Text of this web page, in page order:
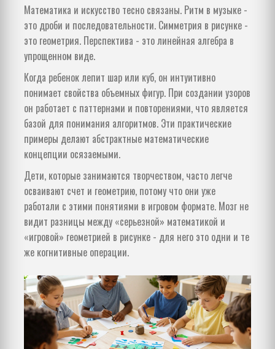
Математика и искусство тесно связаны. Ритм в музыке -
это дроби и последовательности. Симметрия в рисунке -
это геометрия. Перспектива - это линейная алгебра в
упрощенном виде.
Когда ребенок лепит шар или куб, он интуитивно
понимает свойства объемных фигур. При создании узоров
он работает с паттернами и повторениями, что является
базой для понимания алгоритмов. Эти практические
примеры делают абстрактные математические
концепции осязаемыми.
Дети, которые занимаются творчеством, часто легче
осваивают счет и геометрию, потому что они уже
работали с этими понятиями в игровом формате. Мозг не
видит разницы между «серьезной» математикой и
«игровой» геометрией в рисунке - для него это одни и те
же когнитивные операции.